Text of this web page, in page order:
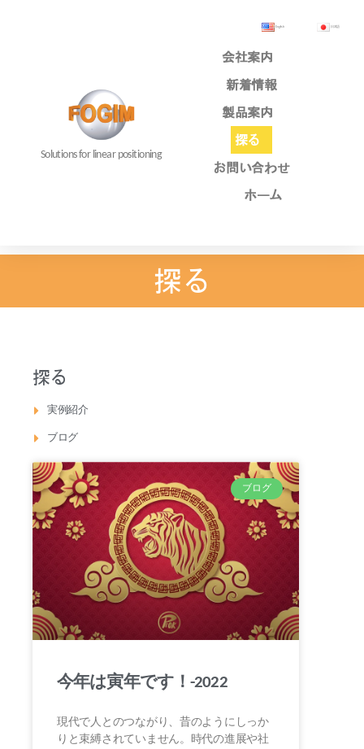
English 日本語
Solutions for linear positioning
会社案内
新着情報
製品案内
探る
お問い合わせ
ホーム
探る
探る
実例紹介
ブログ
ブログ
今年は寅年です！-2022
現代で人とのつながり、昔のようにしっか
りと束縛されていません。時代の進展や社